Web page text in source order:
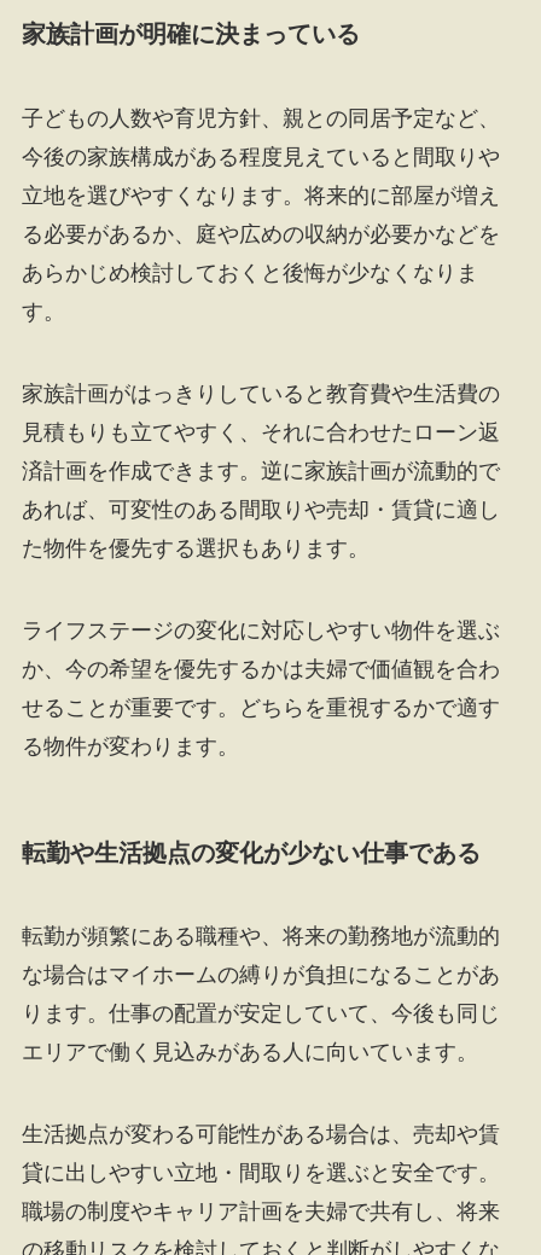
家族計画が明確に決まっている
子どもの人数や育児方針、親との同居予定など、
今後の家族構成がある程度見えていると間取りや
立地を選びやすくなります。将来的に部屋が増え
る必要があるか、庭や広めの収納が必要かなどを
あらかじめ検討しておくと後悔が少なくなりま
す。
家族計画がはっきりしていると教育費や生活費の
見積もりも立てやすく、それに合わせたローン返
済計画を作成できます。逆に家族計画が流動的で
あれば、可変性のある間取りや売却・賃貸に適し
た物件を優先する選択もあります。
ライフステージの変化に対応しやすい物件を選ぶ
か、今の希望を優先するかは夫婦で価値観を合わ
せることが重要です。どちらを重視するかで適す
る物件が変わります。
転勤や生活拠点の変化が少ない仕事である
転勤が頻繁にある職種や、将来の勤務地が流動的
な場合はマイホームの縛りが負担になることがあ
ります。仕事の配置が安定していて、今後も同じ
エリアで働く見込みがある人に向いています。
生活拠点が変わる可能性がある場合は、売却や賃
貸に出しやすい立地・間取りを選ぶと安全です。
職場の制度やキャリア計画を夫婦で共有し、将来
の移動リスクを検討しておくと判断がしやすくな